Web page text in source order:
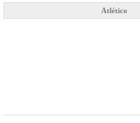
Atlético